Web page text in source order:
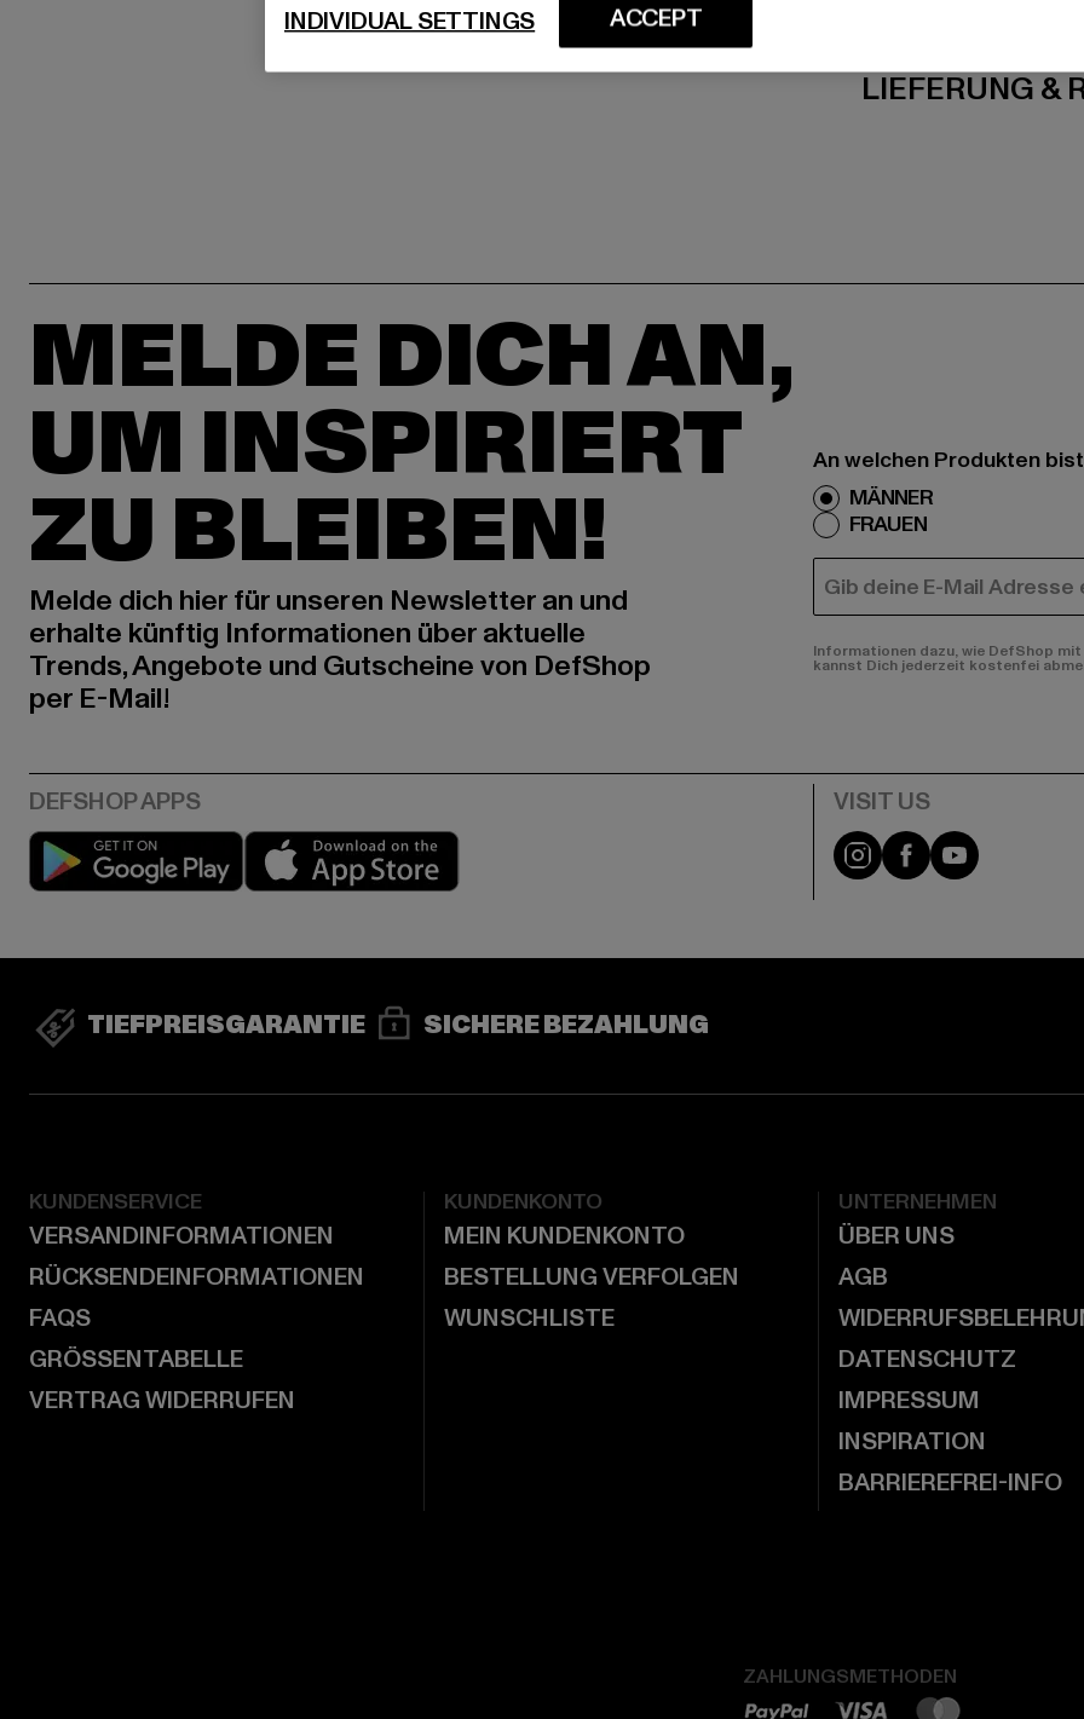
LIEFERUNG &
MELDE DICH AN,
UM INSPIRIERT
ZU BLEIBEN!
Melde dich hier für unseren Newsletter an und
erhalte künftig Informationen über aktuelle
Trends, Angebote und Gutscheine von DefShop
per E-Mail!
An welchen Produkten
MÄNNER
FRAUEN
E-MAIL
Informationen dazu, wie DefShop
kannst Dich jederzeit kostenfei
Play market Visit our Instagram
Visit ourVisit our
TIEFPREISGARANTIE SICHERE BEZAHLUNG
KUNDENSERVICE
VERSANDINFORMATIONEN
RÜCKSENDEINFORMATIONEN
FAQS
GRÖSSENTABELLE
VERTRAG WIDERRUFEN
KUNDENKONTO
MEIN KUNDENKONTO
BESTELLUNG VERFOLGEN
WUNSCHLISTE
UNTERNEHMEN
ÜBER UNS
AGB
DATENSCHUTZ
IMPRESSUM
INSPIRATION
BARRIEREFREI-INFO
ZAHLUNGSMETHODEN
ACCEPT
INDIVIDUAL SETTINGS